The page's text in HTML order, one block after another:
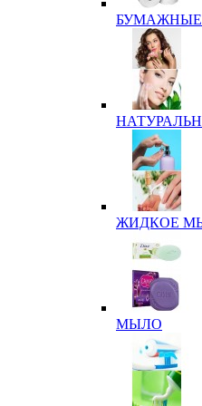
БУМАЖНЫЕ
ЖИДКОЕ
МЫЛО